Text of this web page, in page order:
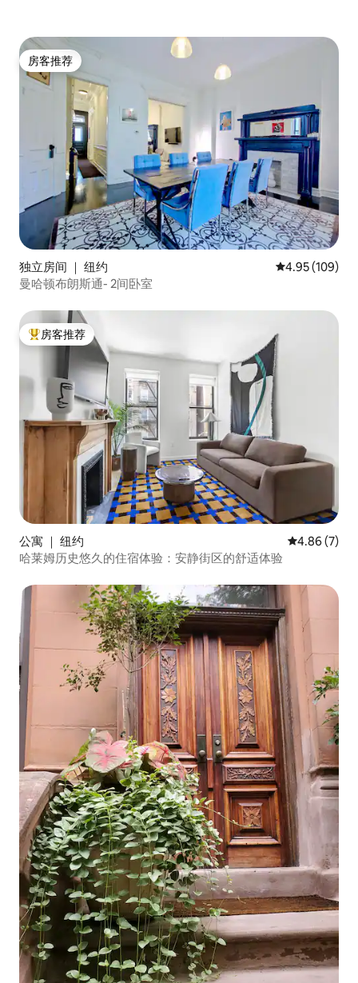
房客推荐
房客推荐
独立房间 ｜ 纽约 平均评分 4.95
4.95 (109)
曼哈顿布朗斯通- 2间卧室
热门「房客推荐」
房客推荐
公寓 ｜ 纽约 平均评分
4.86 (7)
哈莱姆历史悠久的住宿体验：安静街区的舒适体验